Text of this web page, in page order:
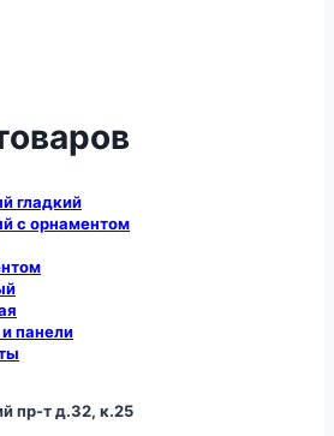
гладкий
с орнаментом
панели
пр-т д.32, к.25